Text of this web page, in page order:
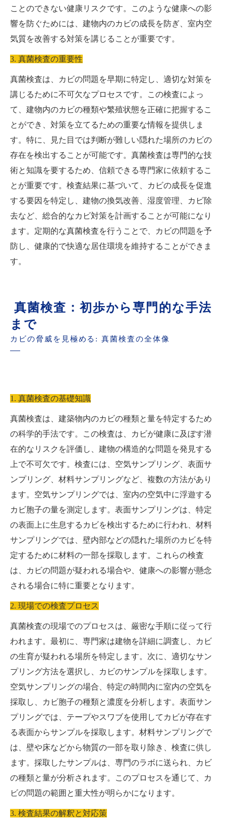
ことのできない健康リスクです。このような健康への影
響を防ぐためには、建物内のカビの成長を防ぎ、室内空
気質を改善する対策を講じることが重要です。
3. 真菌検査の重要性
真菌検査は、カビの問題を早期に特定し、適切な対策を
講じるために不可欠なプロセスです。この検査によっ
て、建物内のカビの種類や繁殖状態を正確に把握するこ
とができ、対策を立てるための重要な情報を提供しま
す。特に、見た目では判断が難しい隠れた場所のカビの
存在を検出することが可能です。真菌検査は専門的な技
術と知識を要するため、信頼できる専門家に依頼するこ
とが重要です。検査結果に基づいて、カビの成長を促進
する要因を特定し、建物の換気改善、湿度管理、カビ除
去など、総合的なカビ対策を計画することが可能になり
ます。定期的な真菌検査を行うことで、カビの問題を予
防し、健康的で快適な居住環境を維持することができま
す。
真菌検査：初歩から専門的な手法
まで
カビの脅威を見極める: 真菌検査の全体像
1. 真菌検査の基礎知識
真菌検査は、建築物内のカビの種類と量を特定するため
の科学的手法です。この検査は、カビが健康に及ぼす潜
在的なリスクを評価し、建物の構造的な問題を発見する
上で不可欠です。検査には、空気サンプリング、表面サ
ンプリング、材料サンプリングなど、複数の方法があり
ます。空気サンプリングでは、室内の空気中に浮遊する
カビ胞子の量を測定します。表面サンプリングは、特定
の表面上に生息するカビを検出するために行われ、材料
サンプリングでは、壁内部などの隠れた場所のカビを特
定するために材料の一部を採取します。これらの検査
は、カビの問題が疑われる場合や、健康への影響が懸念
される場合に特に重要となります。
2. 現場での検査プロセス
真菌検査の現場でのプロセスは、厳密な手順に従って行
われます。最初に、専門家は建物を詳細に調査し、カビ
の生育が疑われる場所を特定します。次に、適切なサン
プリング方法を選択し、カビのサンプルを採取します。
空気サンプリングの場合、特定の時間内に室内の空気を
採取し、カビ胞子の種類と濃度を分析します。表面サン
プリングでは、テープやスワブを使用してカビが存在す
る表面からサンプルを採取します。材料サンプリングで
は、壁や床などから物質の一部を取り除き、検査に供し
ます。採取したサンプルは、専門のラボに送られ、カビ
の種類と量が分析されます。このプロセスを通じて、カ
ビの問題の範囲と重大性が明らかになります。
3. 検査結果の解釈と対応策